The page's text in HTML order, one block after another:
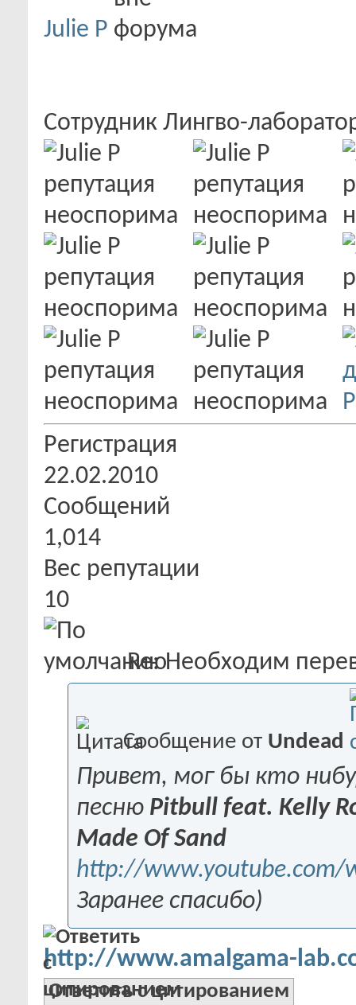
Julie P
Сотрудник Лингво-
Регистрация
22.02.2010
Сообщений
1,014
Вес репутации
10
Re: Необходим
Сообщение от Undead
Привет, мог бы кто
песню Pitbull feat. Kelly
Made Of Sand
http://www.youtube.com/
Заранее спасибо)
http://www.amalgama-
Ответить с цитированием